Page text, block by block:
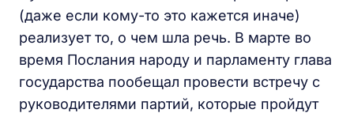
(даже если кому-то это кажется иначе)
реализует то, о чем шла речь. В марте во
время Послания народу и парламенту глава
государства пообещал провести встречу с
руководителями партий, которые пройдут